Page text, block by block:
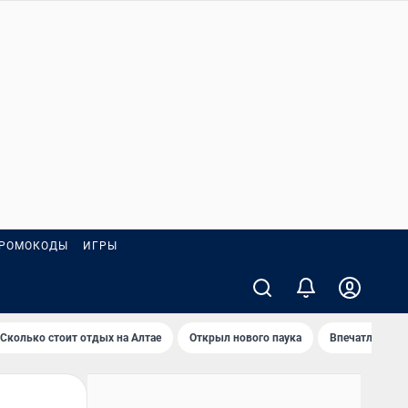
ИГРЫ
Сколько стоит отдых на Алтае Открыл нового паука Впечатления